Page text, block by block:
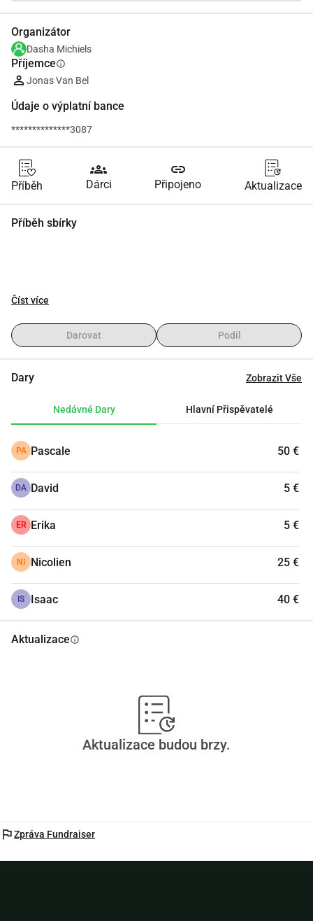
Organizátor
Dasha Michiels
Příjemceinfo
Jonas Van Bel
Údaje o výplatní bance
**************3087
Příběh
groups
Dárci
link
Připojeno Aktualizace
Příběh sbírky
Číst více
Darovat Podíl
Dary Zobrazit Vše
Nedávné Dary Hlavní Přispěvatelé
PA Pascale 50 €
DA David 5 €
ER Erika 5 €
NI Nicolien 25 €
IS Isaac 40 €
Aktualizaceinfo
Aktualizace budou brzy.
flagZpráva Fundraiser